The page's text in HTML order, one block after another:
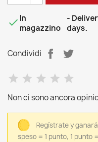
In
magazzino
-
days.
Condividi
Non ci sono ancora
Regístrate y
speso = 1 punto, 1 punto